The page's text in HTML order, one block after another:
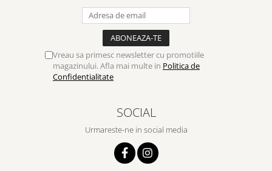
Vreau sa primesc newsletter cu promotiile
magazinului. Afla mai multe in Politica de
Confidentialitate
SOCIAL
Urmareste-ne in social media